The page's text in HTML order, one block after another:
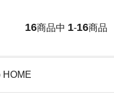
16商品中 1-16商品
HOME